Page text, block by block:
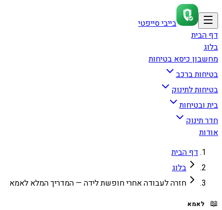
בייבי סייפטי
דף הבית
בלוג
מחשבון כיסא בטיחות
בטיחות ברכב
בטיחות לתינוק
בית ובטיחות
חדר תינוק
אודות
דף הבית
בלוג
חזרה לעבודה אחרי חופשת לידה — המדריך המלא לאמא
📖
לאמא